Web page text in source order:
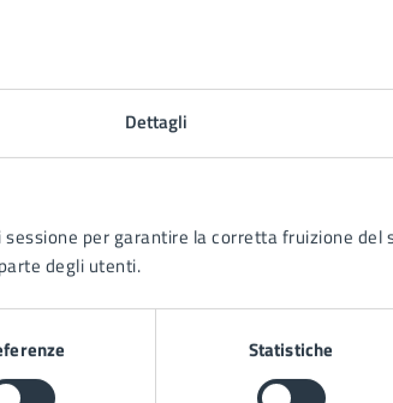
Dettagli
per garantire la corretta fruizione del
degli utenti.
Statistiche
frequenti